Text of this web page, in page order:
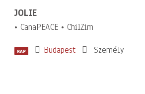
JOLIE
• CanaPEACE • ChilZim
RAP Budapest Személy